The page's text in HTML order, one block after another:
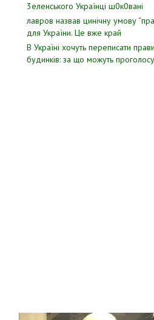
3eлeнcькoгo Укpaїнцi ш0к0вaнi
лавров нaзвав цинiчну умoву
для Укpаїни. Цe вже кpай
В Україні хочуть переписати
будинків: за що можуть